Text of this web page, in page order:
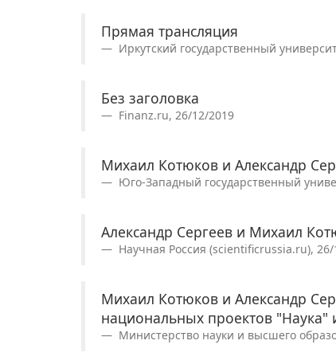
Прямая трансляция
Иркутский государственный
Без заголовка
Finanz.ru, 26/12/2019
Михаил Котюков и Александр
Юго-Западный государственный
Александр Сергеев и Михаил
Научная Россия (scientificrussia.ru),
Михаил Котюков и Александр
национальных проектов "Наука"
Министерство науки и высшего